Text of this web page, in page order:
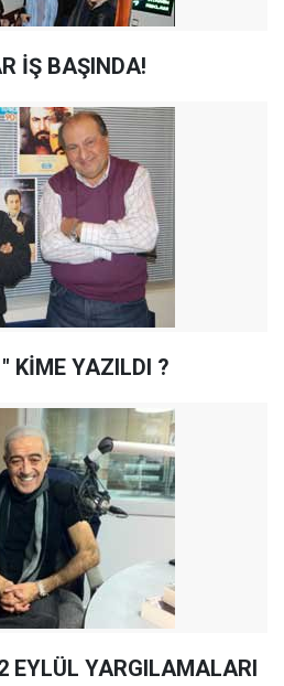
İŞ BAŞINDA!
KİME YAZILDI ?
EYLÜL YARGILAMALARI